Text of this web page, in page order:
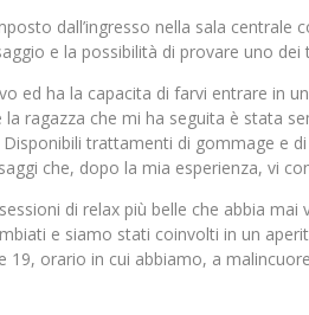
dall’ingresso nella sala centrale
e la possibilità di provare uno
ed ha la capacita di farvi entrare in
ragazza che mi ha seguita è stata
trattamenti di gommage e
che, dopo la mia esperienza, vi
di relax più belle che abbia
e siamo stati coinvolti in un
orario in cui abbiamo, a